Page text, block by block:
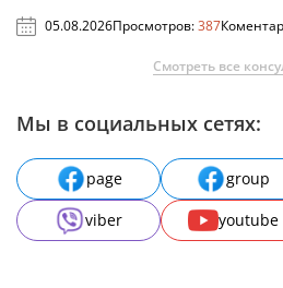
05.08.2026Просмотров:387
Смотреть все
Мы в социальных сетях:
page group
viber
youtube